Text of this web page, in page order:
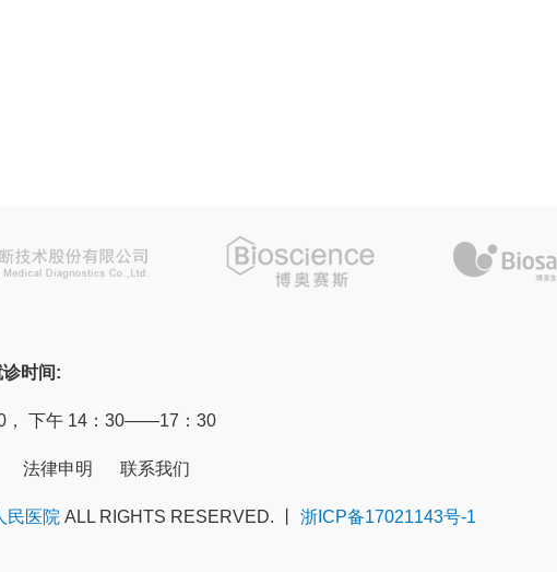
时间:
， 下午 14：30——17：30
法律申明 联系我们
民医院 ALL RIGHTS RESERVED. 丨 浙ICP备17021143号-1